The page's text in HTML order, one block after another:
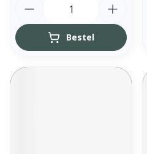
Bestel